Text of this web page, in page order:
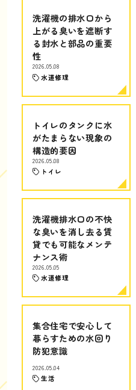
洗濯機の排水口から
上がる臭いを遮断す
る封水と部品の重要
性
2026.05.08
水道修理
トイレのタンクに水
がたまらない現象の
構造的要因
2026.05.08
トイレ
洗濯機排水口の不快
な臭いを消し去る賃
貸でも可能なメンテ
ナンス術
2026.05.05
水道修理
集合住宅で安心して
暮らすための水回り
防犯意識
2026.05.04
生活